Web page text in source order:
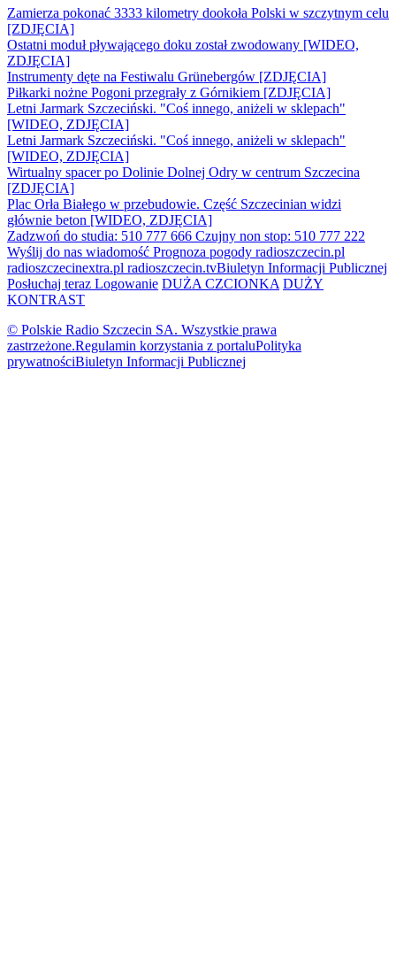
Zamierza pokonać 3333 kilometry dookoła Polski w szczytnym celu
[ZDJĘCIA]
Ostatni moduł pływającego doku został zwodowany [WIDEO,
ZDJĘCIA]
Instrumenty dęte na Festiwalu Grünebergów [ZDJĘCIA]
Piłkarki nożne Pogoni przegrały z Górnikiem [ZDJĘCIA]
Letni Jarmark Szczeciński. "Coś innego, aniżeli w sklepach"
[WIDEO, ZDJĘCIA]
Letni Jarmark Szczeciński. "Coś innego, aniżeli w sklepach"
[WIDEO, ZDJĘCIA]
Wirtualny spacer po Dolinie Dolnej Odry w centrum Szczecina
[ZDJĘCIA]
Plac Orła Białego w przebudowie. Część Szczecinian widzi
głównie beton [WIDEO, ZDJĘCIA]
Zadzwoń do studia: 510 777 666 Czujny non stop: 510 777 222
Wyślij do nas wiadomość Prognoza pogody radioszczecin.pl
radioszczecinextra.pl radioszczecin.tvBiuletyn Informacji Publicznej
Posłuchaj teraz Logowanie DUŻA CZCIONKA DUŻY
KONTRAST
© Polskie Radio Szczecin SA. Wszystkie prawa
zastrzeżone.Regulamin korzystania z portaluPolityka
prywatnościBiuletyn Informacji Publicznej